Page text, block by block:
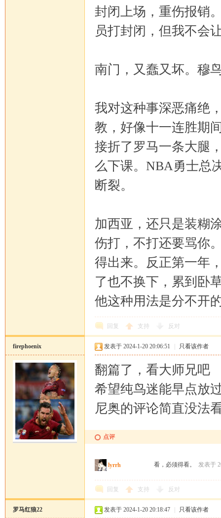
封闭上场，重伤报销
员打封闭，但我不会
南门，又蠢又坏。穆
我对这种事深恶痛绝
教，好像十一连胜期
接折了罗马一条大腿
么下课。NBA勇士总
断裂。
加西亚，还只是装糊
伤打，不打还要骂你
得出来。反正第一年
了也不换下，累到卧
他这种用法是分不开
回复 支持 反对
firephoenix 发表于 2024-1-20 20:06:51 只看该作者
翻篇了，看大师兄吧
希望纯鸟迷能早点放
尼奥的评论简直没法
点评
lyrrh 看，必须得看。 发表于
回复 支持 反对
罗马红狼22 发表于 2024-1-20 20:18:47 只看该作者